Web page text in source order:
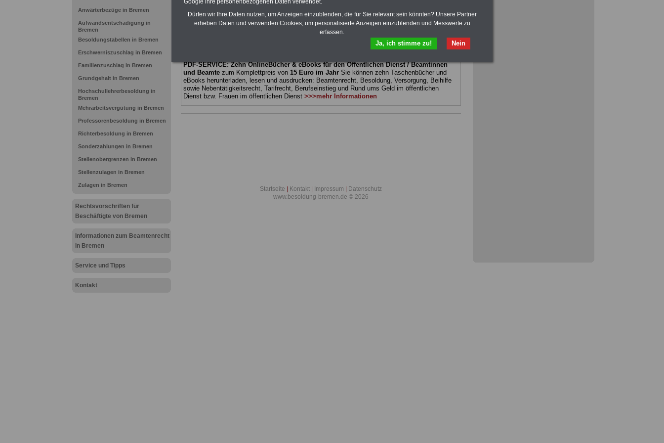
Anwärterbezüge in Bremen
Aufwandsentschädigung in
Bremen
Besoldungstabellen in Bremen
Erschwerniszuschlag in Bremen
Familienzuschlag in Bremen
Grundgehalt in Bremen
Hochschullehrerbesoldung in
Bremen
Mehrarbeitsvergütung in Bremen
Professorenbesoldung in Bremen
Richterbesoldung in Bremen
Sonderzahlungen in Bremen
Stellenobergrenzen in Bremen
Stellenzulagen in Bremen
Zulagen in Bremen
Rechtsvorschriften für
Beschäftigte von Bremen
Informationen zum Beamtenrecht
in Bremen
Service und Tipps
Kontakt
Besoldungstabellen
Erschwerniszuschlag
Richterbesoldung
Sonderzahlungen
PDF-SERVICE: Zehn OnlineBücher & eBooks für den Öffentlichen Dienst / Beamtinnen
und Beamte zum Komplettpreis von15 Euro im Jahr Sie können zehn Taschenbücher und
eBooks herunterladen, lesen und ausdrucken: Beamtenrecht, Besoldung, Versorgung, Beihilfe
sowie Nebentätigkeitsrecht, Tarifrecht, Berufseinstieg und Rund ums Geld im öffentlichen
Dienst bzw. Frauen im öffentlichen Dienst >>>mehr Informationen
Startseite Kontakt Impressum
Datenschutz
www.besoldung-bremen.de © 2026
Dürfen wir Ihre Daten nutzen, um Anzeigen einzublenden, die für Sie relevant sein könnten? Unsere Partner
erheben Daten und verwenden Cookies, um personalisierte Anzeigen einzublenden und Messwerte zu
erfassen.
Nein
Ja, ich stimme zu!